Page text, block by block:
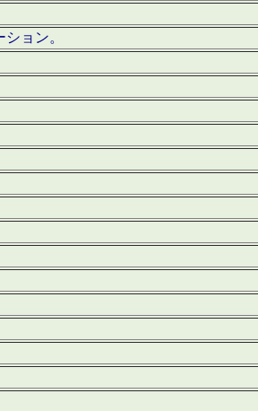
ョン。